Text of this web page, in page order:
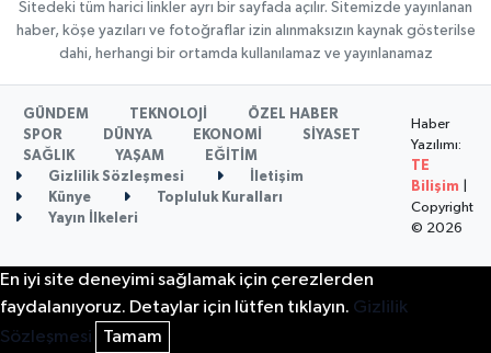
Sitedeki tüm harici linkler ayrı bir sayfada açılır. Sitemizde yayınlanan
haber, köşe yazıları ve fotoğraflar izin alınmaksızın kaynak gösterilse
dahi, herhangi bir ortamda kullanılamaz ve yayınlanamaz
GÜNDEM TEKNOLOJİ
ÖZEL HABER
SPOR
DÜNYA EKONOMİ
SİYASET
SAĞLIK
YAŞAM
EĞİTİM
Gizlilik Sözleşmesi
İletişim
Künye
Topluluk Kuralları
Yayın İlkeleri
Haber
Yazılımı:
TE
Bilişim
Copyright
© 2026
En iyi site deneyimi sağlamak için çerezlerden
faydalanıyoruz. Detaylar için lütfen tıklayın. Gizlilik
Sözleşmesi
Tamam